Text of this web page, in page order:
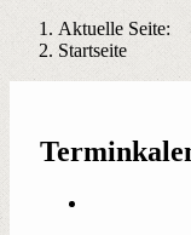
Aktuelle Seite:
Startseite